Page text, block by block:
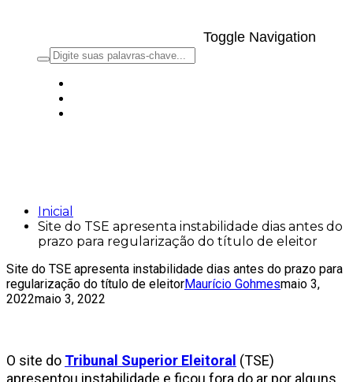
Toggle Navigation
Inicial
Site do TSE apresenta instabilidade dias antes do
prazo para regularização do título de eleitor
Site do TSE apresenta instabilidade dias antes do prazo para
regularização do título de eleitorMaurício Gohmesmaio 3,
2022maio 3, 2022
O site do Tribunal Superior Eleitoral (TSE)
apresentou instabilidade e ficou fora do ar por alguns